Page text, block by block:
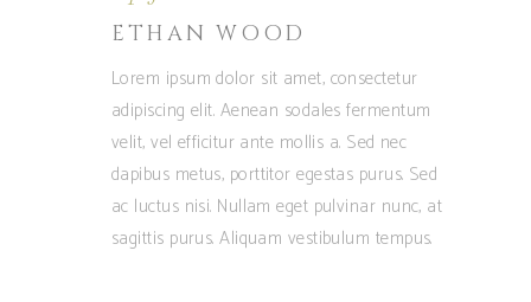
ETHAN WOOD
Lorem ipsum dolor sit amet, consectetur
adipiscing elit. Aenean sodales fermentum
velit, vel efficitur ante mollis a. Sed nec
dapibus metus, porttitor egestas purus. Sed
ac luctus nisi. Nullam eget pulvinar nunc, at
sagittis purus. Aliquam vestibulum tempus.